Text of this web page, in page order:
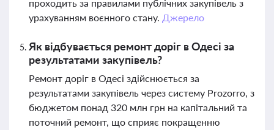
проходить за правилами публічних закупівель з
урахуванням воєнного стану. Джерело
Як відбувається ремонт доріг в Одесі за
результатами закупівель?
Ремонт доріг в Одесі здійснюється за
результатами закупівель через систему Prozorro, з
бюджетом понад 320 млн грн на капітальний та
поточний ремонт, що сприяє покращенню